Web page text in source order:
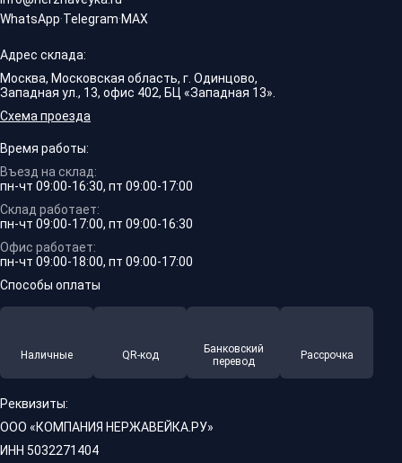
WhatsApp·Telegram·MAX
Адрес склада:
Москва, Московская область, г. Одинцово,
Западная ул., 13, офис 402, БЦ «Западная 13».
Схема проезда
Время работы:
Въезд на склад:
пн-чт 09:00-16:30, пт 09:00-17:00
Склад работает:
пн-чт 09:00-17:00, пт 09:00-16:30
Офис работает:
пн-чт 09:00-18:00, пт 09:00-17:00
Способы оплаты
Наличные QR-код
Банковский
перевод
Рассрочка
Реквизиты:
ООО «КОМПАНИЯ НЕРЖАВЕЙКА.РУ»
ИНН 5032271404